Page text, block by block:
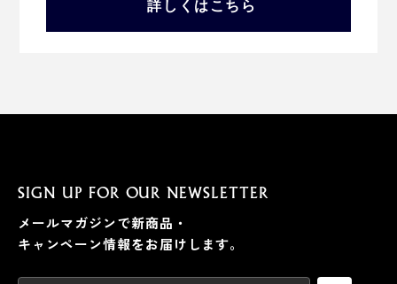
詳しくはこちら
SIGN UP FOR OUR NEWSLETTER
メールマガジンで新商品・
キャンペーン情報をお届けします。